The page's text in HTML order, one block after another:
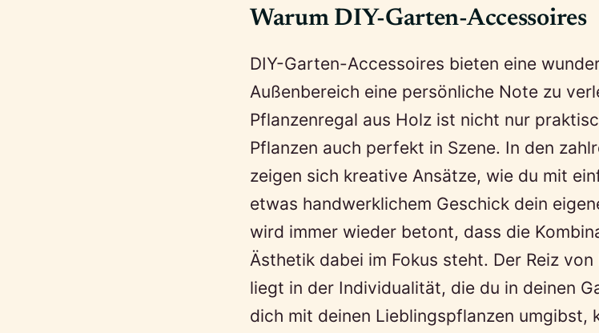
Warum DIY-Garten-Accessoires
DIY-Garten-Accessoires bieten eine
Außenbereich eine persönliche Note zu
Pflanzenregal aus Holz ist nicht nur
Pflanzen auch perfekt in Szene. In den
zeigen sich kreative Ansätze, wie du mit
etwas handwerklichem Geschick dein
wird immer wieder betont, dass die
Ästhetik dabei im Fokus steht. Der Reiz
liegt in der Individualität, die du in deinen
dich mit deinen Lieblingspflanzen umgibst,